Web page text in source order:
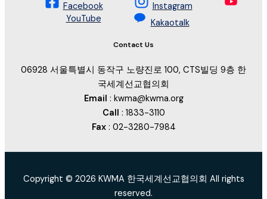
Facebook
Instagram
YouTube
Kakaotalk
Contact Us
06928 서울특별시 동작구 노량진로 100, CTS빌딩 9층 한
국세계선교협의회
Email : kwma@kwma.org
Call : 1833-3110
Fax : 02-3280-7984
Copyright © 2026 KWMA 한국세계선교협의회 All rights
reserved.